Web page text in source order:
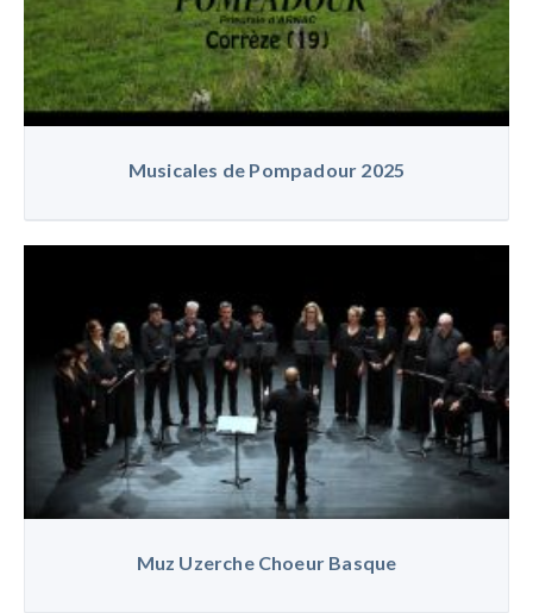
Musicales de Pompadour 2025
Muz Uzerche Choeur Basque